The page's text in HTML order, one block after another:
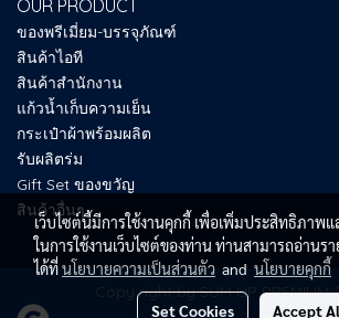
OUR PRODUCT
ของพรีเมี่ยม-บรรจุภัณฑ์
สินค้าไอที
สินค้าสำนักงาน
แก้วน้ำเก็บความเย็น
กระเป๋าผ้าพร้อมผลิต
รับผลิตร่ม
Gift Set ของขวัญ
สินค้าอื่นๆ
Copy right by SUM UP PREMIUM
เว็บไซต์นี้มีการใช้งานคุกกี้ เพื่อเพิ่มประสิทธิภาพ
ในการใช้งานเว็บไซต์ของท่าน ท่านสามารถอ่านร
ได้ที่นโยบายความเป็นส่วนตัว and นโยบายคุกกี้
Set Cookies Accept